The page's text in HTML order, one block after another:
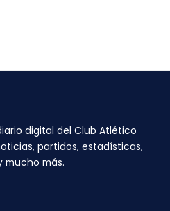
digital del Club Atlético
partidos, estadísticas,
mucho más.